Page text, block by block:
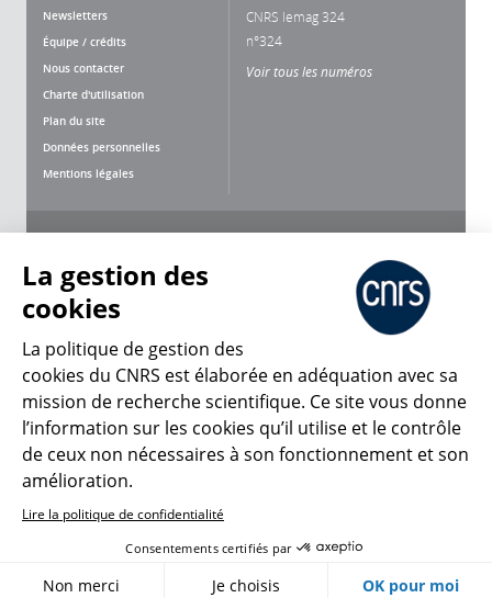
Newsletters
Équipe / crédits
Nous contacter
Charte d'utilisation
Plan du site
Données personnelles
Mentions légales
CNRS lemag 324
n°324
Voir tous les numéros
CNRS Le Mag
© 2026, CNRS
Créer un compte Se connecter
Gestion des cookies
La gestion des
cookies
La politique de gestion des
cookies du CNRS est élaborée en adéquation avec sa
mission de recherche scientifique. Ce site vous donne
l’information sur les cookies qu’il utilise et le contrôle
de ceux non nécessaires à son fonctionnement et son
amélioration.
Lire la politique de confidentialité
Consentements certifiés par
Non merci Je choisis OK pour moi